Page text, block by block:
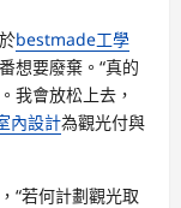
bestmade工學
想要廢棄。“真的
我會放松上去，
內設計為觀光付與
“若何計劃觀光取